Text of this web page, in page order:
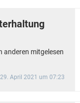
anderen mitgelesen
29. April 2021 um 07:23